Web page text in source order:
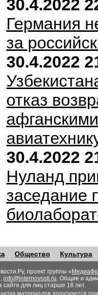
30.4.2022
Германия
за
30.4.2022
отказ
30.4.2022
Нуланд
заседание
Общество Культура
проект группы «
info@internovosti.ru. Общие и
для лиц старше 18 лет.
материалов допускается